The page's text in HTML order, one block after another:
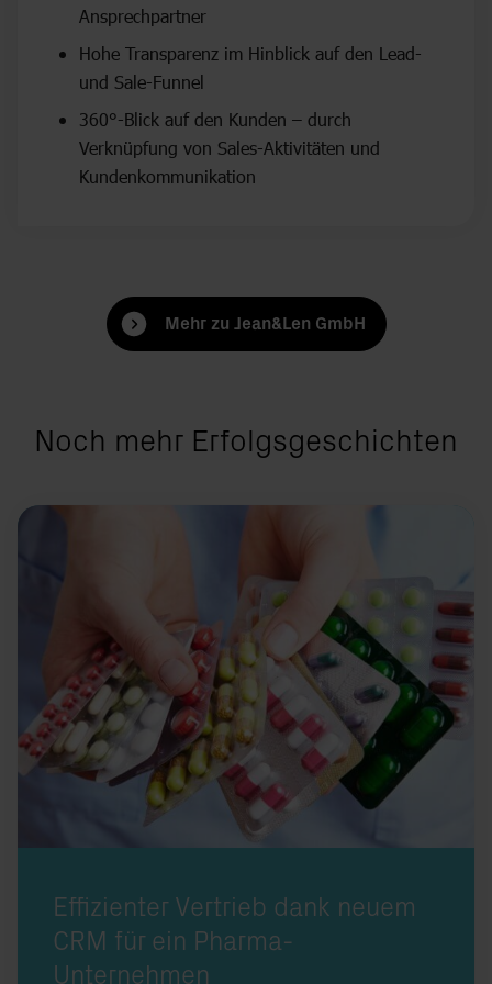
Ansprechpartner
Hohe Transparenz im Hinblick auf den Lead-
und Sale-Funnel
360°-Blick auf den Kunden – durch
Verknüpfung von Sales-Aktivitäten und
Kundenkommunikation
Mehr zu Jean&Len GmbH
Noch mehr Erfolgsgeschichten
Effizienter Vertrieb dank neuem
CRM für ein Pharma-
Unternehmen